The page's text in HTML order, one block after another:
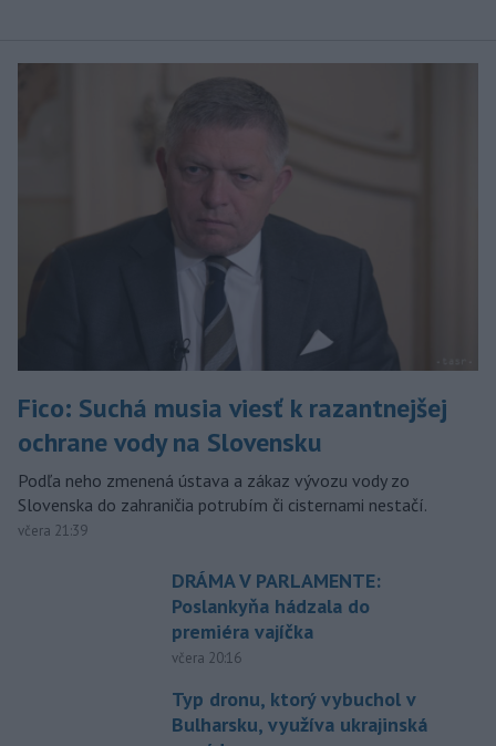
Fico: Suchá musia viesť k razantnejšej
ochrane vody na Slovensku
Podľa neho zmenená ústava a zákaz vývozu vody zo
Slovenska do zahraničia potrubím či cisternami nestačí.
včera 21:39
DRÁMA V PARLAMENTE:
Poslankyňa hádzala do
premiéra vajíčka
včera 20:16
Typ dronu, ktorý vybuchol v
Bulharsku, využíva ukrajinská